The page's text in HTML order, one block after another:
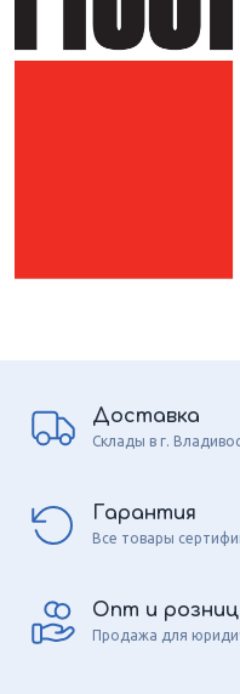
Доставка
Склады в г.
Гарантия
Все товары
Опт и
Продажа для